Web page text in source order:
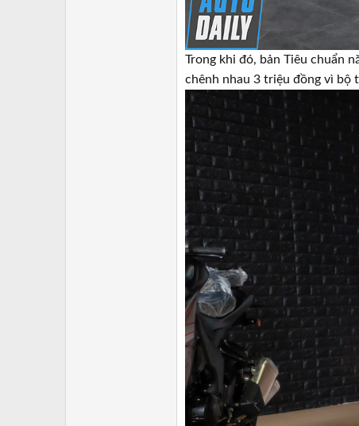
Trong khi đó, bản Tiêu chuẩn
chênh nhau 3 triệu đồng vì bộ